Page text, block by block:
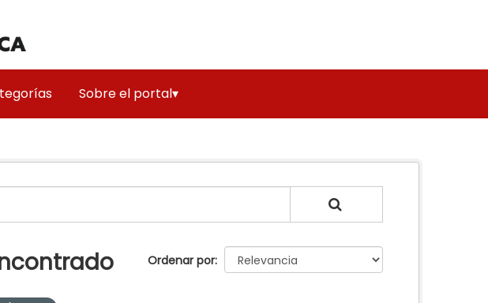
Sobre el portal▾
Ordenar por